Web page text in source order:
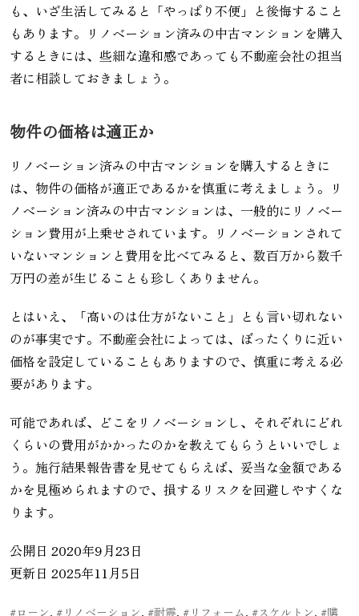
も、いざ生活してみると「やっぱり不便」と後悔すること
もあります。リノベーション済みの中古マンションを購入
するときには、些細な違和感であっても不動産会社の担当
者に相談しておきましょう。
物件の価格は適正か
リノベーション済みの中古マンションを購入するときに
は、物件の価格が適正であるかを慎重に考えましょう。リ
ノベーション済みの中古マンションは、一般的にリノベー
ション費用が上乗せされています。リノベーションされて
いないマンションと費用を比べてみると、数百万から数千
万円の差が生じることも珍しくありません。
とはいえ、「高いのは仕方がないこと」とも言い切れない
のが事実です。不動産会社によっては、ぼったくりに近い
価格を設定していることもありますので、慎重に考える必
要があります。
可能であれば、どこをリノベーションし、それぞれにどれ
くらいの費用がかかったのかを教えてもらうといいでしょ
う。施行結果報告書を見せてもらえば、妥当な金額である
かを見極められますので、損するリスクを回避しやすくな
ります。
公開日 2020年9月23日
更新日 2025年11月5日
#ローン, #リノベーション, #耐震, #リフォーム, #スケルトン, #購